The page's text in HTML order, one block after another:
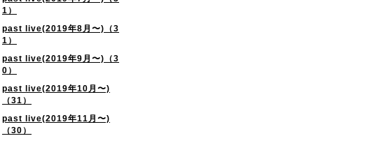
1）
past live(2019年8月〜)（3
1）
past live(2019年9月〜)（3
0）
past live(2019年10月〜)
（31）
past live(2019年11月〜)
（30）